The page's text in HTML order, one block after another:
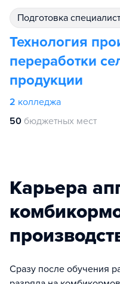
подготовка
Технология
переработки
продукции
2 колледжа
50 бюджетных мест
Карьера
Сразу после обучения